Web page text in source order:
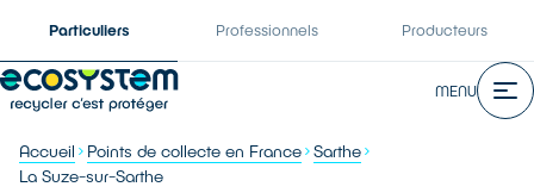
Particuliers Professionnels Producteurs
MENU
Accueil Points de collecte en France Sarthe
La Suze-sur-Sarthe